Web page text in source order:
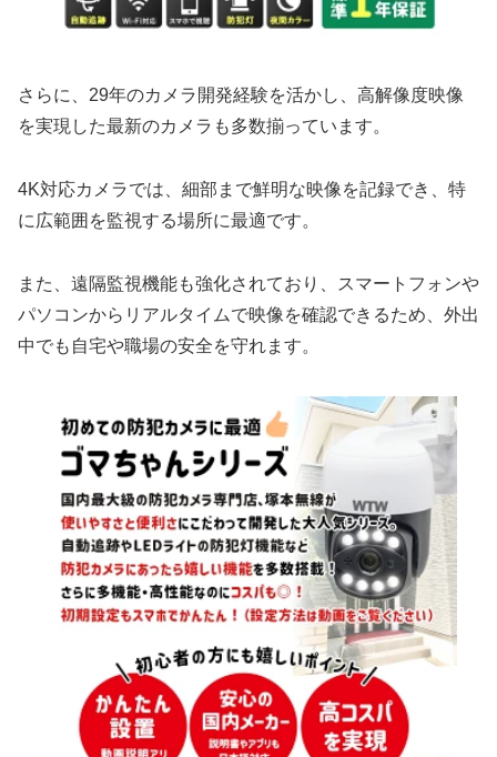
さらに、29年のカメラ開発経験を活かし、高解像度映像
を実現した最新のカメラも多数揃っています。
4K対応カメラでは、細部まで鮮明な映像を記録でき、特
に広範囲を監視する場所に最適です。
また、遠隔監視機能も強化されており、スマートフォンや
パソコンからリアルタイムで映像を確認できるため、外出
中でも自宅や職場の安全を守れます。